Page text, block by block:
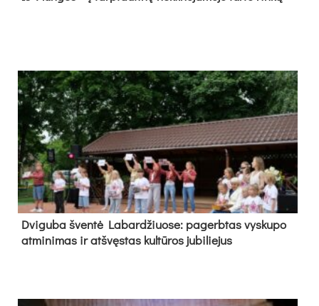
Dvi­gu­ba šven­tė La­bar­džiuo­se: pa­gerb­tas vys­ku­po
at­mi­ni­mas ir at­švęs­tas kul­tū­ros ju­bi­lie­jus